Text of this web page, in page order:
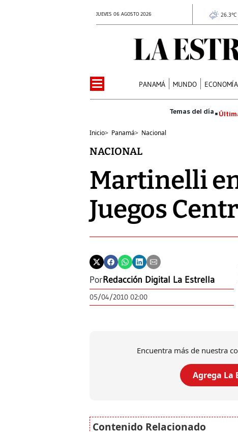
JUEVES 06 AGOSTO 2026
PANAMÁ MUNDO ECONOMÍA
Inicio> Panamá> Nacional
NACIONAL
Martinelli
Juegos
PorRedacción Digital La Estrella
05/04/2010 02:00
Encuentra más de nuestra
Agrega La